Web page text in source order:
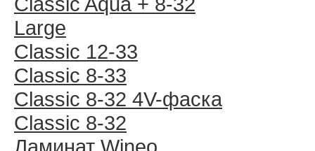
Large
Classic 12-33
Classic 8-33
Classic 8-32 4V-фаска
Classic 8-32